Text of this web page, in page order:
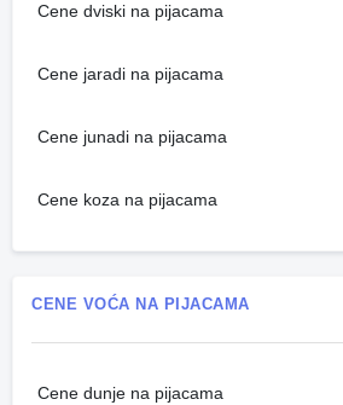
Cene dviski na pijacama
Cene jaradi na pijacama
Cene junadi na pijacama
Cene koza na pijacama
CENE VOĆA NA PIJACAMA
Cene dunje na pijacama